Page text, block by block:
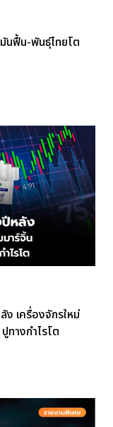
นฟื้น-พันธุ์ไทยโต
ง เครื่องจักรใหม่
ทางกำไรโต